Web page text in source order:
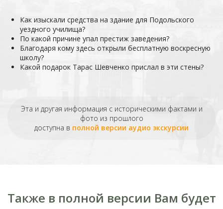
Как изыскали средства на здание для Подольского
уездного училища?
По какой причине упал престиж заведения?
Благодаря кому здесь открыли бесплатную воскресную
школу?
Какой подарок Тарас Шевченко прислал в эти стены?
Эта и другая информация с историческими фактами и
фото из прошлого
доступна в полной версии аудио экскурсии
Также в полной версии Вам будет